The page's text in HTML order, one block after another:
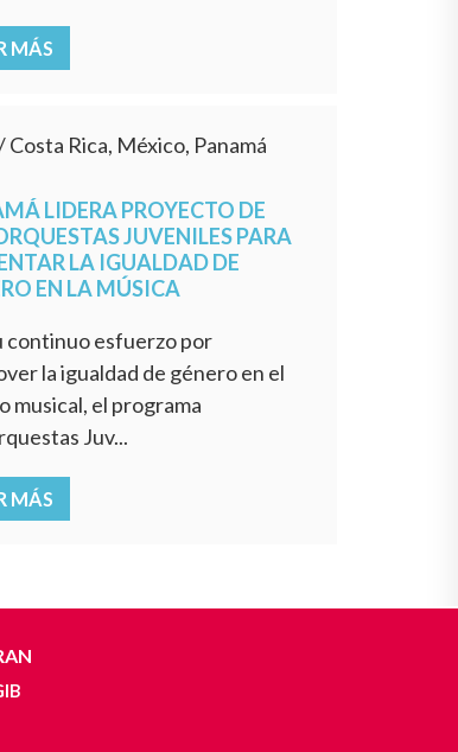
MÁS
Costa Rica, México, Panamá
LIDERA PROYECTO DE
JUVENILES PARA
LA IGUALDAD DE
EN LA MÚSICA
continuo esfuerzo por
la igualdad de género en el
musical, el programa
Juv...
MÁS